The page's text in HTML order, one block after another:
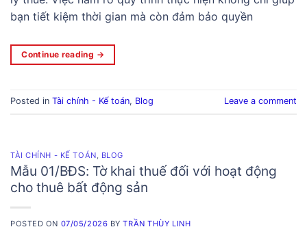
bạn tiết kiệm thời gian mà còn đảm bảo quyền
Continue reading →
Posted in Tài chính - Kế toán, Blog Leave a comment
TÀI CHÍNH - KẾ TOÁN BLOG
Mẫu 01/BĐS: Tờ khai thuế đối với hoạt động
cho thuê bất động sản
POSTED ON 07/05/2026 BYTRẦN THÙY LINH